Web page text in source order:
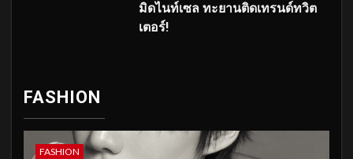
มิดไนท์เซล ทะยานติดเทรนด์ทวิต
เตอร์!
FASHION
FASHION